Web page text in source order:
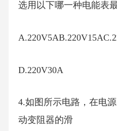
选用以下哪一种电能表
D.220V30A
4.如图所示电路，在电
动变阻器的滑